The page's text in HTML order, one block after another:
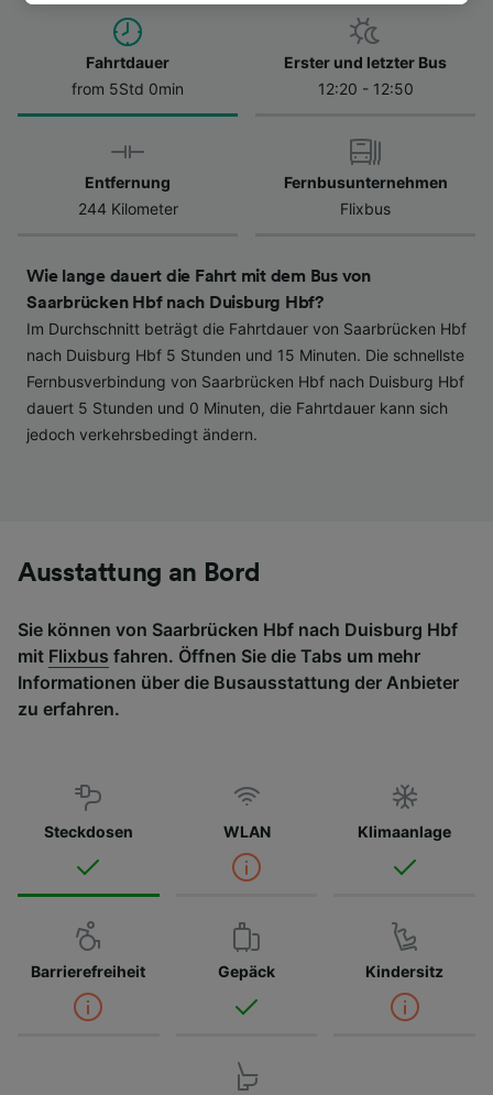
Fahrtdauer
from 5Std 0min
Erster und letzter Bus
12:20 - 12:50
Entfernung
244 Kilometer
Fernbusunternehmen
Flixbus
Wie lange dauert die Fahrt mit dem Bus von
Saarbrücken Hbf nach Duisburg Hbf?
Im Durchschnitt beträgt die Fahrtdauer von Saarbrücken Hbf
nach Duisburg Hbf 5 Stunden und 15 Minuten. Die schnellste
Fernbusverbindung von Saarbrücken Hbf nach Duisburg Hbf
dauert 5 Stunden und 0 Minuten, die Fahrtdauer kann sich
jedoch verkehrsbedingt ändern.
Ausstattung an Bord
Sie können von Saarbrücken Hbf nach Duisburg Hbf
mit Flixbus fahren. Öffnen Sie die Tabs um mehr
Informationen über die Busausstattung der Anbieter
zu erfahren.
Steckdosen WLAN Klimaanlage
Barrierefreiheit Gepäck Kindersitz
besuchen Sie jederzeit die Seite der
Datenschutzrichtlinie. Diese Präferenzen
werden unseren Partnern signalisiert und
haben keinen Einfluss auf Surfdaten. Ihre
Daten werden nicht für Tracking-Zwecke
verwendet, wenn Sie uns gebeten haben, Ihr
Surfverhalten nicht zu verfolgen.
Wir und unsere Partner verarbeiten Daten, um
Verwendung genauer Standortdaten.
Endgeräteeigenschaften zur Identifikation
aktiv abfragen. Speichern von oder Zugriff auf
Informationen auf einem Endgerät.
Personalisierte Werbung und Inhalte, Messung
von Werbeleistung und der Performance von
Inhalten, Zielgruppenforschung sowie
Entwicklung und Verbesserung von
Angeboten.